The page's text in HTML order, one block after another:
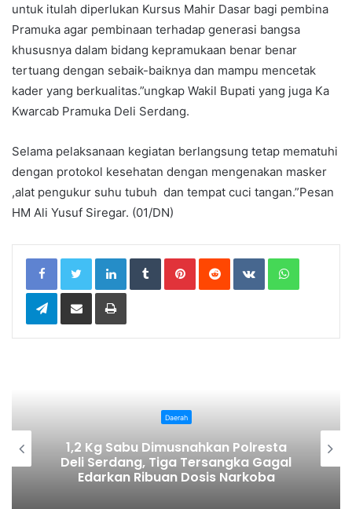
untuk itulah diperlukan Kursus Mahir Dasar bagi pembina
Pramuka agar pembinaan terhadap generasi bangsa
khususnya dalam bidang kepramukaan benar benar
tertuang dengan sebaik-baiknya dan mampu mencetak
kader yang berkualitas.”ungkap Wakil Bupati yang juga Ka
Kwarcab Pramuka Deli Serdang.
Selama pelaksanaan kegiatan berlangsung tetap mematuhi
dengan protokol kesehatan dengan mengenakan masker
,alat pengukur suhu tubuh dan tempat cuci tangan.”Pesan
HM Ali Yusuf Siregar. (01/DN)
LinkedIn Tumblr Pinterest Reddit VKontakte
Telegram Print
Hadiri Wisuda Sarjana
Quality Berastagi, Bupati Karo:
Kerja Keras dan Pengorbanan
Tua